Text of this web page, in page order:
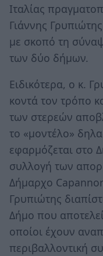
Ιταλίας
Γιάννης
με σκοπό τη
των δύο δήμων.
Ειδικότερα, ο κ.
κοντά τον τρόπο
των στερεών
το «μοντέλο»
εφαρμόζεται στο
συλλογή των
Δήμαρχο
Γρυπιώτης
Δήμο που
οποίοι έχουν
περιβαλλοντική